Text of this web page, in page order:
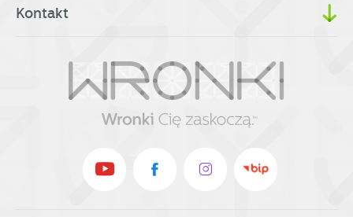
Kontakt